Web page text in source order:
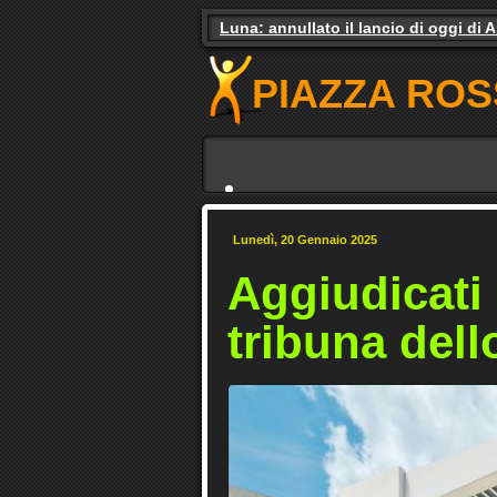
Luna: annullato il lancio di oggi di
Gas e luce, il governo studia gli
PIAZZA
Lunedì, 20 Gennaio 2025
Aggiudicati
tribuna